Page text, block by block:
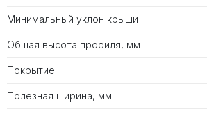
Минимальный уклон крыши
Общая высота профиля, мм
Покрытие
Полезная ширина, мм